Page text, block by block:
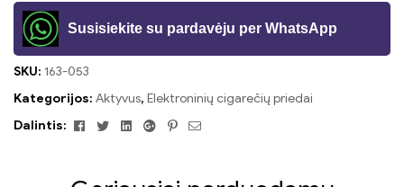
Susisiekite su pardavėju per WhatsApp
SKU: 163-053
Kategorijos: Aktyvus, Elektroninių cigarečių priedai
Dalintis:
FacebookTwitterLinkedinGoogle+Pinterest
El.